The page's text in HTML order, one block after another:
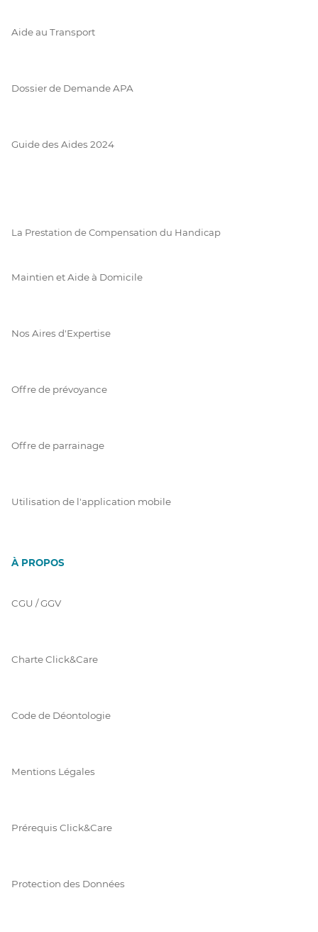
Aide au Transport
Dossier de Demande APA
Guide des Aides 2024
La Prestation de Compensation du Handicap
Maintien et Aide à Domicile
Nos Aires d'Expertise
Offre de prévoyance
Offre de parrainage
Utilisation de l'application mobile
À PROPOS
CGU / GGV
Charte Click&Care
Code de Déontologie
Mentions Légales
Prérequis Click&Care
Protection des Données